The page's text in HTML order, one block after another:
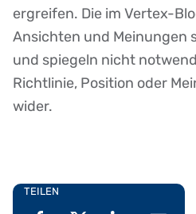
ergreifen. Die im Vertex-
Ansichten und Meinungen
und spiegeln nicht
Richtlinie, Position oder
wider.
TEILEN